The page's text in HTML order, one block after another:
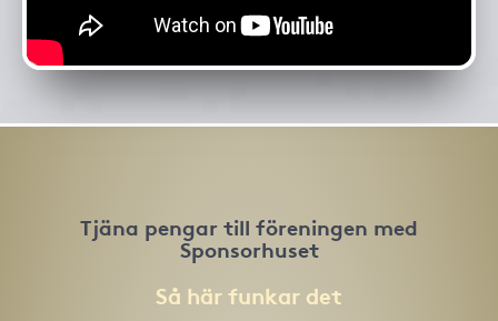
Tjäna pengar till föreningen med
Sponsorhuset
Så här funkar det